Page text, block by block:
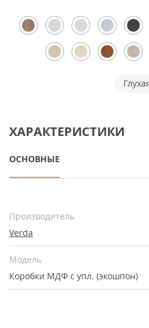
ХАРАКТЕРИСТИКИ
ОСНОВНЫЕ
Производитель
Verda
Модель
Коробки МДФ с упл. (экошпон)